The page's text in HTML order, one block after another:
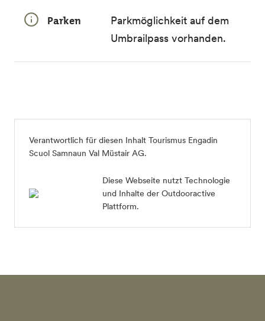
Parken
Parkmöglichkeit auf dem
Umbrailpass vorhanden.
Verantwortlich für diesen Inhalt Tourismus Engadin
Scuol Samnaun Val Müstair AG.
Diese Webseite nutzt Technologie
und Inhalte der Outdooractive
Plattform.